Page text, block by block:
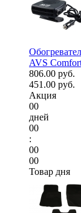
AVS
806.00 руб.
451.00 руб.
Акция
00
дней
00
:
00
00
Товар дня